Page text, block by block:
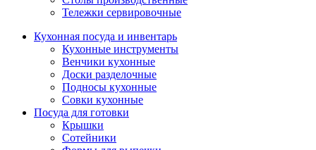
Тележки сервировочные
Кухонная посуда и инвентарь
Кухонные инструменты
Венчики кухонные
Доски разделочные
Подносы кухонные
Совки кухонные
Посуда для готовки
Крышки
Сотейники